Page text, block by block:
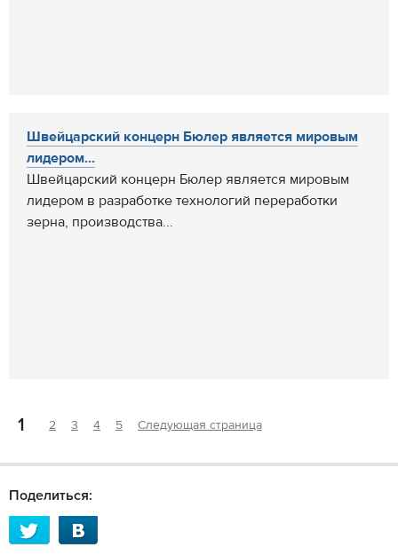
Швейцарский концерн Бюлер является мировым
лидером...
Швейцарский концерн Бюлер является мировым
лидером в разработке технологий переработки
зерна, производства...
1 2 3 4 5 Следующая страница
Поделиться: